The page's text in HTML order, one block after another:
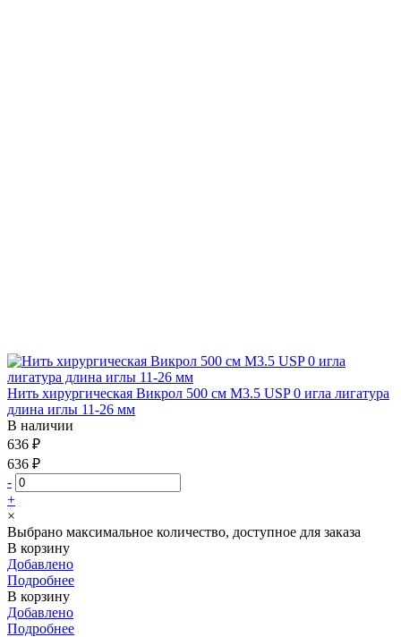
Нить хирургическая Викрол 500 см М3.5 USP 0 игла лигатура
длина иглы 11-26 мм
В наличии
636 ₽
636 ₽
-
+
×
Выбрано максимальное количество, доступное для заказа
В корзину
Добавлено
Подробнее
В корзину
Добавлено
Подробнее